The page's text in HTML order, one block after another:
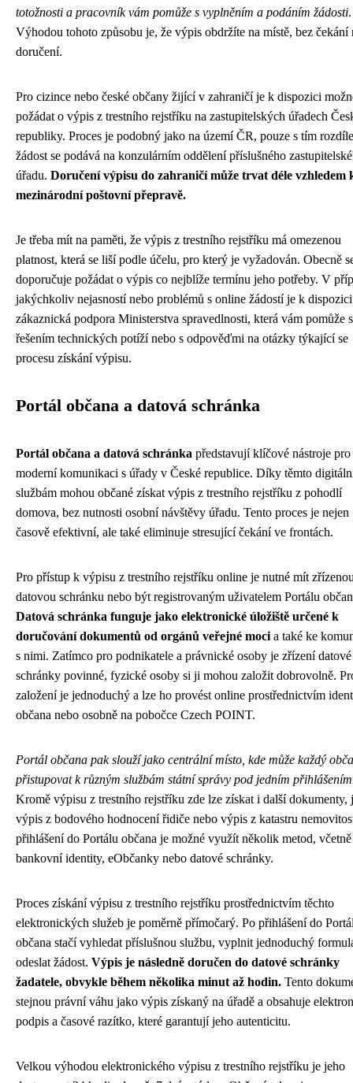
totožnosti a pracovník vám pomůže s vyplněním a podáním žádosti.
Výhodou tohoto způsobu je, že výpis obdržíte na místě, bez čekání
doručení.
Pro cizince nebo české občany žijící v zahraničí je k dispozici
požádat o výpis z trestního rejstříku na zastupitelských úřadech
republiky. Proces je podobný jako na území ČR, pouze s tím
žádost se podává na konzulárním oddělení příslušného
úřadu. Doručení výpisu do zahraničí může trvat déle vzhledem
mezinárodní poštovní přepravě.
Je třeba mít na paměti, že výpis z trestního rejstříku má omezenou
platnost, která se liší podle účelu, pro který je vyžadován. Obecně
doporučuje požádat o výpis co nejblíže termínu jeho potřeby. V
jakýchkoliv nejasností nebo problémů s online žádostí je k dispozici
zákaznická podpora Ministerstva spravedlnosti, která vám pomůže s
řešením technických potíží nebo s odpověďmi na otázky týkající se
procesu získání výpisu.
Portál občana a datová schránka
Portál občana a datová schránka představují klíčové nástroje pro
moderní komunikaci s úřady v České republice. Díky těmto
službám mohou občané získat výpis z trestního rejstříku z pohodlí
domova, bez nutnosti osobní návštěvy úřadu. Tento proces je nejen
časově efektivní, ale také eliminuje stresující čekání ve frontách.
Pro přístup k výpisu z trestního rejstříku online je nutné mít
datovou schránku nebo být registrovaným uživatelem Portálu
Datová schránka funguje jako elektronické úložiště určené k
doručování dokumentů od orgánů veřejné moci a také ke
s nimi. Zatímco pro podnikatele a právnické osoby je zřízení datové
schránky povinné, fyzické osoby si ji mohou založit dobrovolně.
založení je jednoduchý a lze ho provést online prostřednictvím
občana nebo osobně na pobočce Czech POINT.
Portál občana pak slouží jako centrální místo, kde může každý
přistupovat k různým službám státní správy pod jedním
Kromě výpisu z trestního rejstříku zde lze získat i další dokumenty,
výpis z bodového hodnocení řidiče nebo výpis z katastru
přihlášení do Portálu občana je možné využít několik metod, včetně
bankovní identity, eObčanky nebo datové schránky.
Proces získání výpisu z trestního rejstříku prostřednictvím těchto
elektronických služeb je poměrně přímočarý. Po přihlášení do
občana stačí vyhledat příslušnou službu, vyplnit jednoduchý
odeslat žádost. Výpis je následně doručen do datové schránky
žadatele, obvykle během několika minut až hodin. Tento
stejnou právní váhu jako výpis získaný na úřadě a obsahuje
podpis a časové razítko, které garantují jeho autenticitu.
Velkou výhodou elektronického výpisu z trestního rejstříku je jeho